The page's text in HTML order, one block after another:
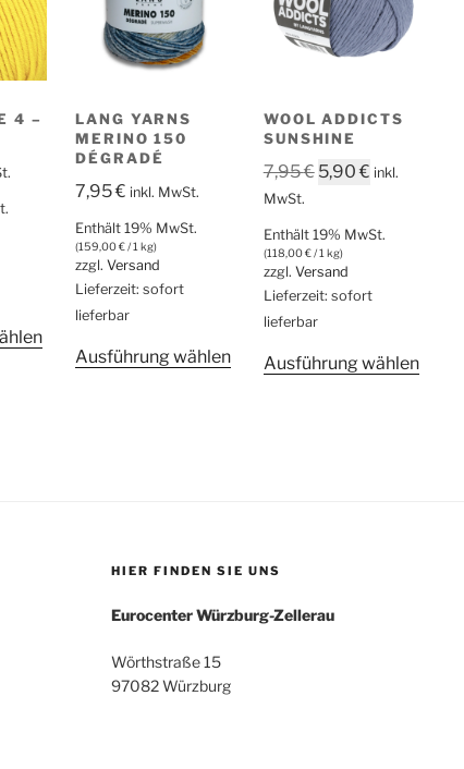
4 –
Dieses
Produkt
Produktseite
LANG YARNS
MERINO 150
DÉGRADÉ
7,95€ inkl. MwSt.
Enthält 19% MwSt.
(159,00€/ 1 kg)
zzgl. Versand
Lieferzeit: sofort
lieferbar
Ausführung wählenDieses
Produkt
können
der
werden
WOOL ADDICTS
SUNSHINE
7,95€ Ursprünglicher
7,95 €
5,90€Aktueller
inkl.
MwSt.
Enthält 19% MwSt.
(118,00€/ 1 kg)
zzgl. Versand
Lieferzeit: sofort
lieferbar
Ausführung wählenDieses
HIER FINDEN SIE UNS
Eurocenter Würzburg-Zellerau
Wörthstraße 15
97082 Würzburg